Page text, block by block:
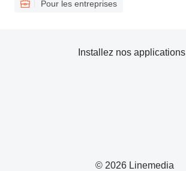
Pour les entreprises
© 2026 Linemedia
Installez nos applications